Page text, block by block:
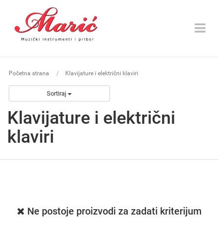
Toggle
Početna strana Klavijature i električni klaviri
Sortiraj
Klavijature i električni
klaviri
Ne postoje proizvodi za zadati kriterijum